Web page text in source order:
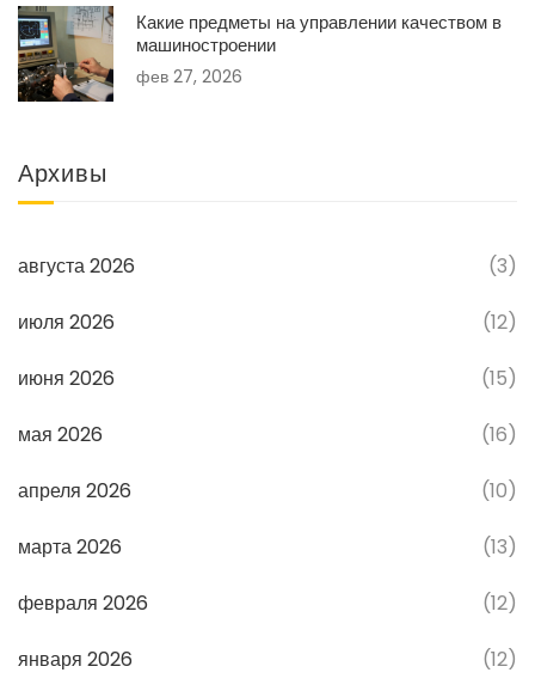
Какие предметы на управлении качеством в
машиностроении
фев 27, 2026
Архивы
августа 2026 (3)
июля 2026 (12)
июня 2026 (15)
мая 2026 (16)
апреля 2026 (10)
марта 2026 (13)
февраля 2026 (12)
января 2026 (12)